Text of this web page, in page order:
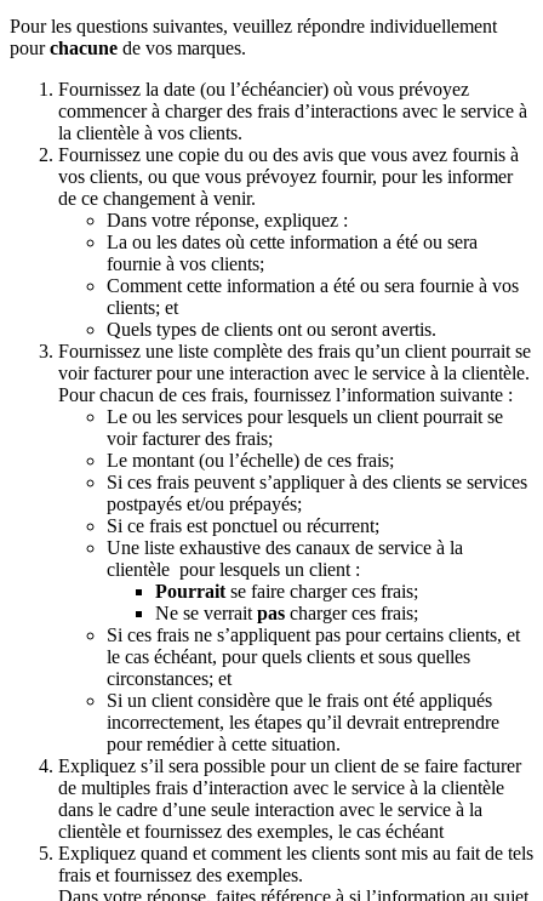
Pour les questions suivantes, veuillez répondre individuellement
pourchacune de vos marques.
Fournissez la date (ou l’échéancier) où vous prévoyez
commencer à charger des frais d’interactions avec le service à
la clientèle à vos clients.
Fournissez une copie du ou des avis que vous avez fournis à
vos clients, ou que vous prévoyez fournir, pour les informer
de ce changement à venir.
Dans votre réponse, expliquez :
La ou les dates où cette information a été ou sera
fournie à vos clients;
Comment cette information a été ou sera fournie à vos
clients; et
Quels types de clients ont ou seront avertis.
Fournissez une liste complète des frais qu’un client pourrait se
voir facturer pour une interaction avec le service à la clientèle.
Pour chacun de ces frais, fournissez l’information suivante :
Le ou les services pour lesquels un client pourrait se
voir facturer des frais;
Le montant (ou l’échelle) de ces frais;
Si ces frais peuvent s’appliquer à des clients se services
postpayés et/ou prépayés;
Si ce frais est ponctuel ou récurrent;
Une liste exhaustive des canaux de service à la
clientèle pour lesquels un client :
Pourrait se faire charger ces frais;
Ne se verrait pas charger ces frais;
Si ces frais ne s’appliquent pas pour certains clients, et
le cas échéant, pour quels clients et sous quelles
circonstances; et
Si un client considère que le frais ont été appliqués
incorrectement, les étapes qu’il devrait entreprendre
pour remédier à cette situation.
Expliquez s’il sera possible pour un client de se faire facturer
de multiples frais d’interaction avec le service à la clientèle
dans le cadre d’une seule interaction avec le service à la
clientèle et fournissez des exemples, le cas échéant
Expliquez quand et comment les clients sont mis au fait de tels
frais et fournissez des exemples.